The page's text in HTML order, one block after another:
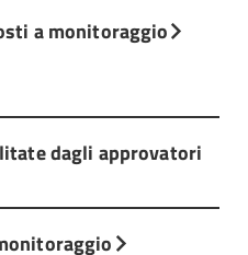
a monitoraggio
dagli approvatori